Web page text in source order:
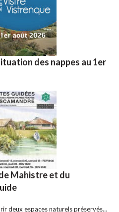
des nappes au 1er
Mahistre et du
deux espaces naturels préservés…